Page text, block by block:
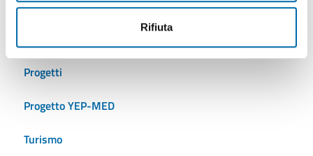
Rifiuta
Logistica
Progetti
Progetto YEP-MED
Turismo